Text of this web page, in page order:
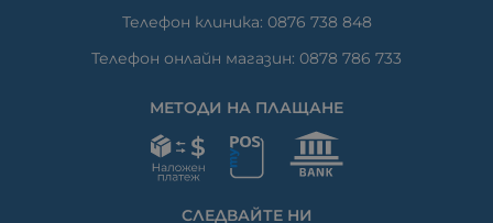
Телефон клиника: 0876 738 848
Телефон онлайн магазин: 0878 786 733
МЕТОДИ НА ПЛАЩАНЕ
СЛЕДВАЙТЕ НИ